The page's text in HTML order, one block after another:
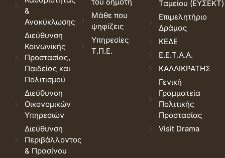
&
Ανακύκλωσης
Διεύθυνση
Κοινωνικής
Προστασίας,
Παιδείας και
Πολιτισμού
Διεύθυνση
Οικονομικών
Υπηρεσιών
Διεύθυνση
Περιβάλλοντος
& Πρασίνου
Μάθε που
ψηφίζεις
Υπηρεσίες
Τ.Π.Ε.
Ταμείου (ΕΥΣΕΚΤ)
Επιμελητήριο
Δράμας
ΚΕΔΕ
Ε.Ε.Τ.Α.Α.
ΚΑΛΛΙΚΡΑΤΗΣ
Γενική
Γραμματεία
Πολιτικής
Προστασίας
Visit Drama